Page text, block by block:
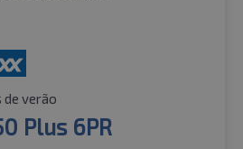
de verão
Plus 6PR